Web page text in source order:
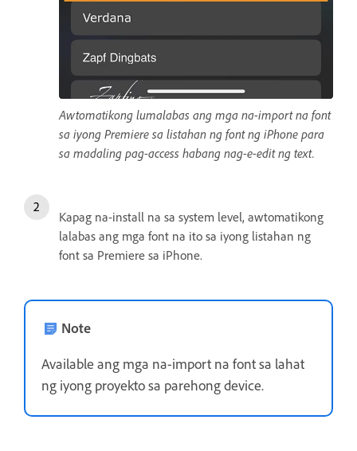
Awtomatikong lumalabas ang mga na-import na font
sa iyong Premiere sa listahan ng font ng iPhone para
sa madaling pag-access habang nag-e-edit ng text.
Kapag na-install na sa system level, awtomatikong
lalabas ang mga font na ito sa iyong listahan ng
font sa Premiere sa iPhone.
Note
Available ang mga na-import na font sa lahat
ng iyong proyekto sa parehong device.